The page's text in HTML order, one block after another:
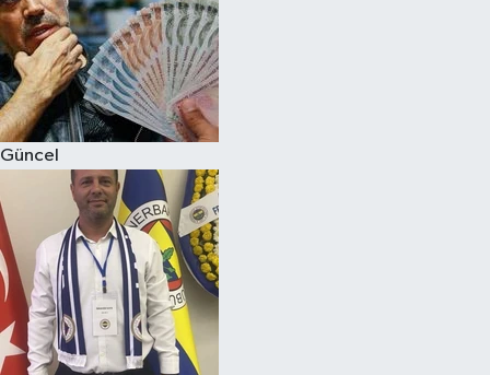
Güncel
Magazin